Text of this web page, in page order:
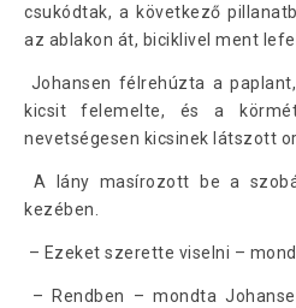
csukódtak, a következő
az ablakon át, biciklivel ment
Johansen félrehúzta a
kicsit felemelte, és a
nevetségesen kicsinek látszott
A lány masírozott be a
kezében.
– Ezeket szerette viselni –
– Rendben – mondta